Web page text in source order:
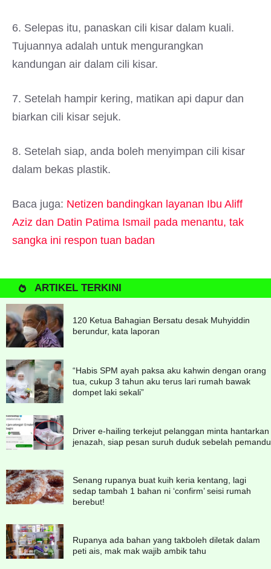
6. Selepas itu, panaskan cili kisar dalam kuali.
Tujuannya adalah untuk mengurangkan
kandungan air dalam cili kisar.
7. Setelah hampir kering, matikan api dapur dan
biarkan cili kisar sejuk.
8. Setelah siap, anda boleh menyimpan cili kisar
dalam bekas plastik.
Baca juga: Netizen bandingkan layanan Ibu Aliff
Aziz dan Datin Patima Ismail pada menantu, tak
sangka ini respon tuan badan
ARTIKEL TERKINI
120 Ketua Bahagian Bersatu desak Muhyiddin
berundur, kata laporan
“Habis SPM ayah paksa aku kahwin dengan orang
tua, cukup 3 tahun aku terus lari rumah bawak
dompet laki sekali”
Driver e-hailing terkejut pelanggan minta hantarkan
jenazah, siap pesan suruh duduk sebelah pemandu
Senang rupanya buat kuih keria kentang, lagi
sedap tambah 1 bahan ni ‘confirm’ seisi rumah
berebut!
Rupanya ada bahan yang takboleh diletak dalam
peti ais, mak mak wajib ambik tahu